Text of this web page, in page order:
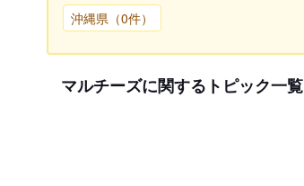
沖縄県（0件）
マルチーズに関するトピック一覧